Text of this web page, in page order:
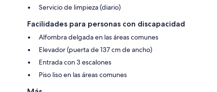
Servicio de limpieza (diario)
Facilidades para personas con discapacidad
Alfombra delgada en las áreas comunes
Elevador (puerta de 137 cm de ancho)
Entrada con 3 escalones
Piso liso en las áreas comunes